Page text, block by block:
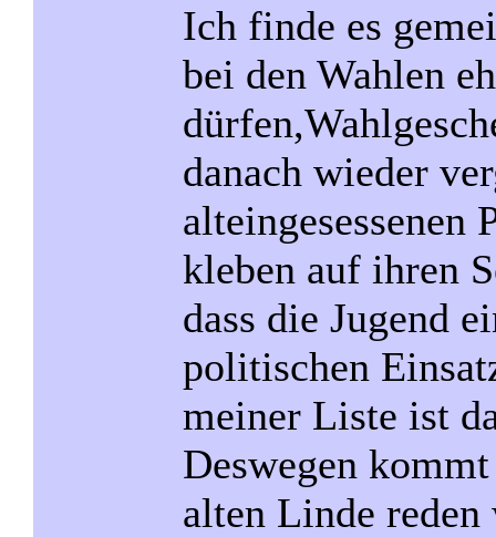
Ich finde es
bei den Wahlen
danach wieder
alteingesessenen
kleben auf ihren
dass die Jugend
politischen
meiner Liste ist
Deswegen
alten Linde